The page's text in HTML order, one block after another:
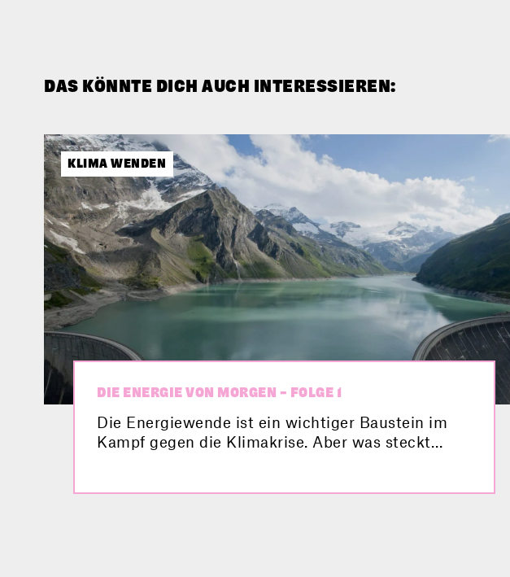
DAS KÖNNTE DICH AUCH INTERESSIEREN:
KLIMA WENDEN
DIE ENERGIE VON MORGEN – FOLGE 1
Die Energiewende ist ein wichtiger Baustein im
Kampf gegen die Klimakrise. Aber was steckt
umgesetzt wird, und nimmt dich mit zur